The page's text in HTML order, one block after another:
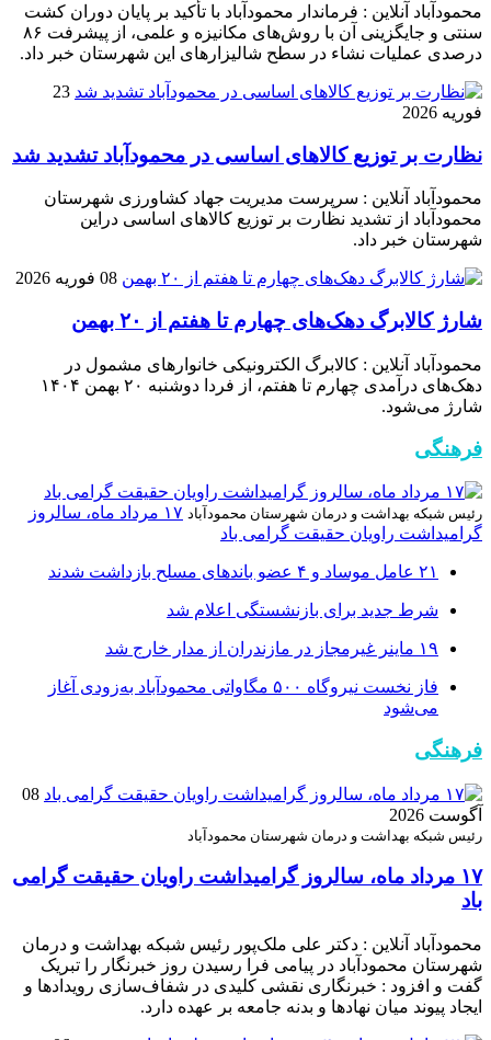
محمودآباد آنلاین : فرماندار محمودآباد با تأکید بر پایان دوران کشت
سنتی و جایگزینی آن با روش‌های مکانیزه و علمی، از پیشرفت ۸۶
درصدی عملیات نشاء در سطح شالیزارهای این شهرستان خبر داد.
23
فوریه 2026
نظارت بر توزیع کالا‌های اساسی در محمودآباد تشدید شد
محمودآباد آنلاین : سرپرست مدیریت جهاد کشاورزی شهرستان
محمودآباد از تشدید نظارت بر توزیع کالا‌های اساسی دراین
شهرستان خبر داد.
08 فوریه 2026
شارژ کالابرگ دهک‌های چهارم تا هفتم از ۲۰ بهمن
محمودآباد آنلاین : کالابرگ الکترونیکی خانوار‌های مشمول در
دهک‌های درآمدی چهارم تا هفتم، از فردا دوشنبه ۲۰ بهمن ۱۴۰۴
شارژ می‌شود.
فرهنگی
رئیس شبکه بهداشت و درمان شهرستان محمودآباد
۱۷ مرداد ماه، سالروز
گرامیداشت راویان حقیقت گرامی باد
۲۱ عامل موساد و ۴ عضو باند‌های مسلح بازداشت شدند
شرط جدید برای بازنشستگی اعلام شد
۱۹ ماینر غیرمجاز در مازندران از مدار خارج شد
فاز نخست نیروگاه ۵۰۰ مگاواتی محمودآباد به‌زودی آغاز
می‌شود
فرهنگی
08
آگوست 2026
رئیس شبکه بهداشت و درمان شهرستان محمودآباد
۱۷ مرداد ماه، سالروز گرامیداشت راویان حقیقت گرامی
باد
محمودآباد آنلاین : دکتر علی ملک‌پور رئیس شبکه بهداشت و درمان
شهرستان محمودآباد در پیامی فرا رسیدن روز خبرنگار را تبریک
گفت و افزود : خبرنگاری نقشی کلیدی در شفاف‌سازی رویدادها و
ایجاد پیوند میان نهادها و بدنه جامعه بر عهده دارد.